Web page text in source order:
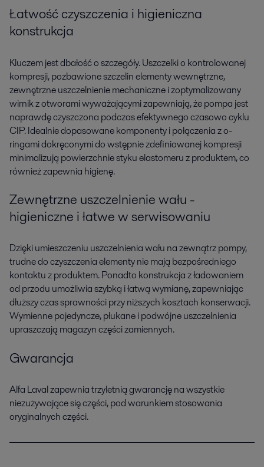
Łatwość czyszczenia i higieniczna
konstrukcja
Kluczem jest dbałość o szczegóły. Uszczelki o kontrolowanej
kompresji, pozbawione szczelin elementy wewnętrzne,
zewnętrzne uszczelnienie mechaniczne i zoptymalizowany
wirnik z otworami wyważającymi zapewniają, że pompa jest
naprawdę czyszczona podczas efektywnego czasowo cyklu
CIP. Idealnie dopasowane komponenty i połączenia z o-
ringami dokręconymi do wstępnie zdefiniowanej kompresji
minimalizują powierzchnie styku elastomeru z produktem, co
również zapewnia higienę.
Zewnętrzne uszczelnienie wału -
higieniczne i łatwe w serwisowaniu
Dzięki umieszczeniu uszczelnienia wału na zewnątrz pompy,
trudne do czyszczenia elementy nie mają bezpośredniego
kontaktu z produktem. Ponadto konstrukcja z ładowaniem
od przodu umożliwia szybką i łatwą wymianę, zapewniając
dłuższy czas sprawności przy niższych kosztach konserwacji.
Wymienne pojedyncze, płukane i podwójne uszczelnienia
upraszczają magazyn części zamiennych.
Gwarancja
Alfa Laval zapewnia trzyletnią gwarancję na wszystkie
niezużywające się części, pod warunkiem stosowania
oryginalnych części.